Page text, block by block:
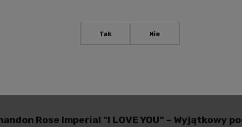
Rose Imperial "I LOVE YOU" – Wyjątkowy
Tak Nie